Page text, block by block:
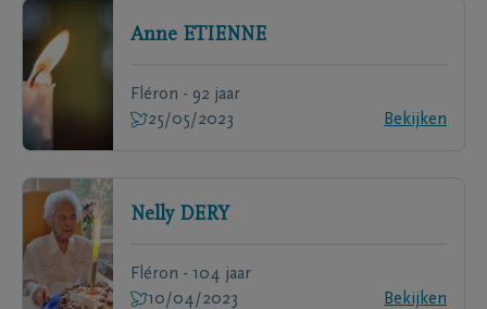
Anne ETIENNE
Fléron - 92 jaar
25/05/2023
Bekijken
Nelly DERY
Fléron - 104 jaar
10/04/2023
Bekijken